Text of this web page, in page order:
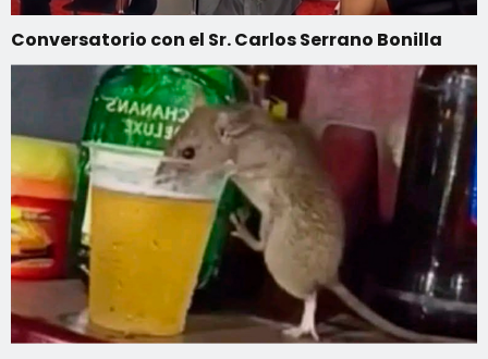
Conversatorio con el Sr. Carlos Serrano Bonilla